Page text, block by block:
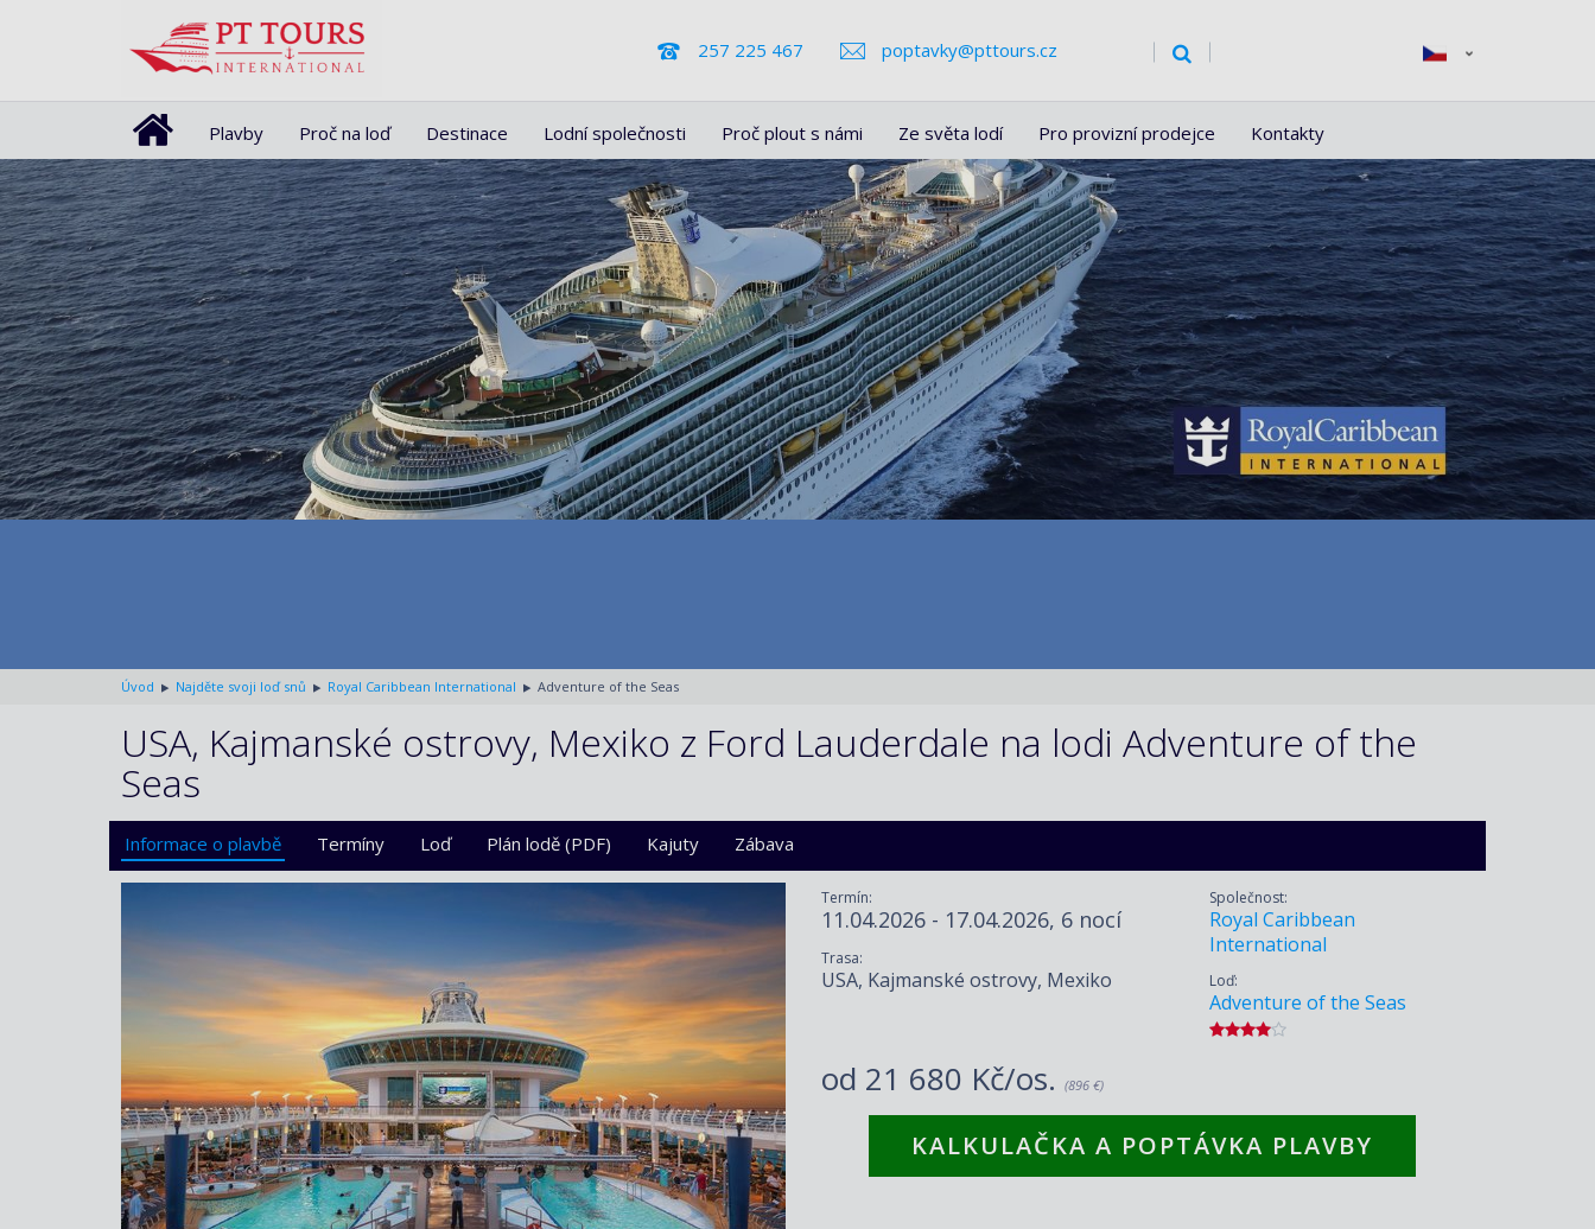
257 225 467 poptavky@pttours.cz
Plavby Proč na loď Destinace Lodní společnosti Proč plout s námi Ze světa lodí Pro provizní prodejce Kontakty
Úvod Najděte svoji loď snů Royal Caribbean International Adventure of the Seas
USA, Kajmanské ostrovy, Mexiko z Ford Lauderdale na lodi Adventure of the
Seas
Informace o plavbě Termíny Loď Plán lodě (PDF) Kajuty Zábava
Termín:
11.04.2026 - 17.04.2026, 6 nocí
Trasa:
USA, Kajmanské ostrovy, Mexiko
Společnost:
Royal Caribbean
International
Loď:
Adventure of the Seas
od 21 680 Kč/os. (896 €)
KALKULAČKA A POPTÁVKA PLAVBY